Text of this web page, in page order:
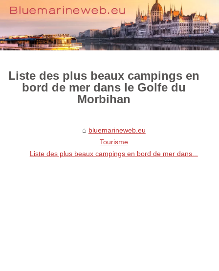
Liste des plus beaux campings en
bord de mer dans le Golfe du
Morbihan
bluemarineweb.eu
Tourisme
Liste des plus beaux campings en bord de mer dans...